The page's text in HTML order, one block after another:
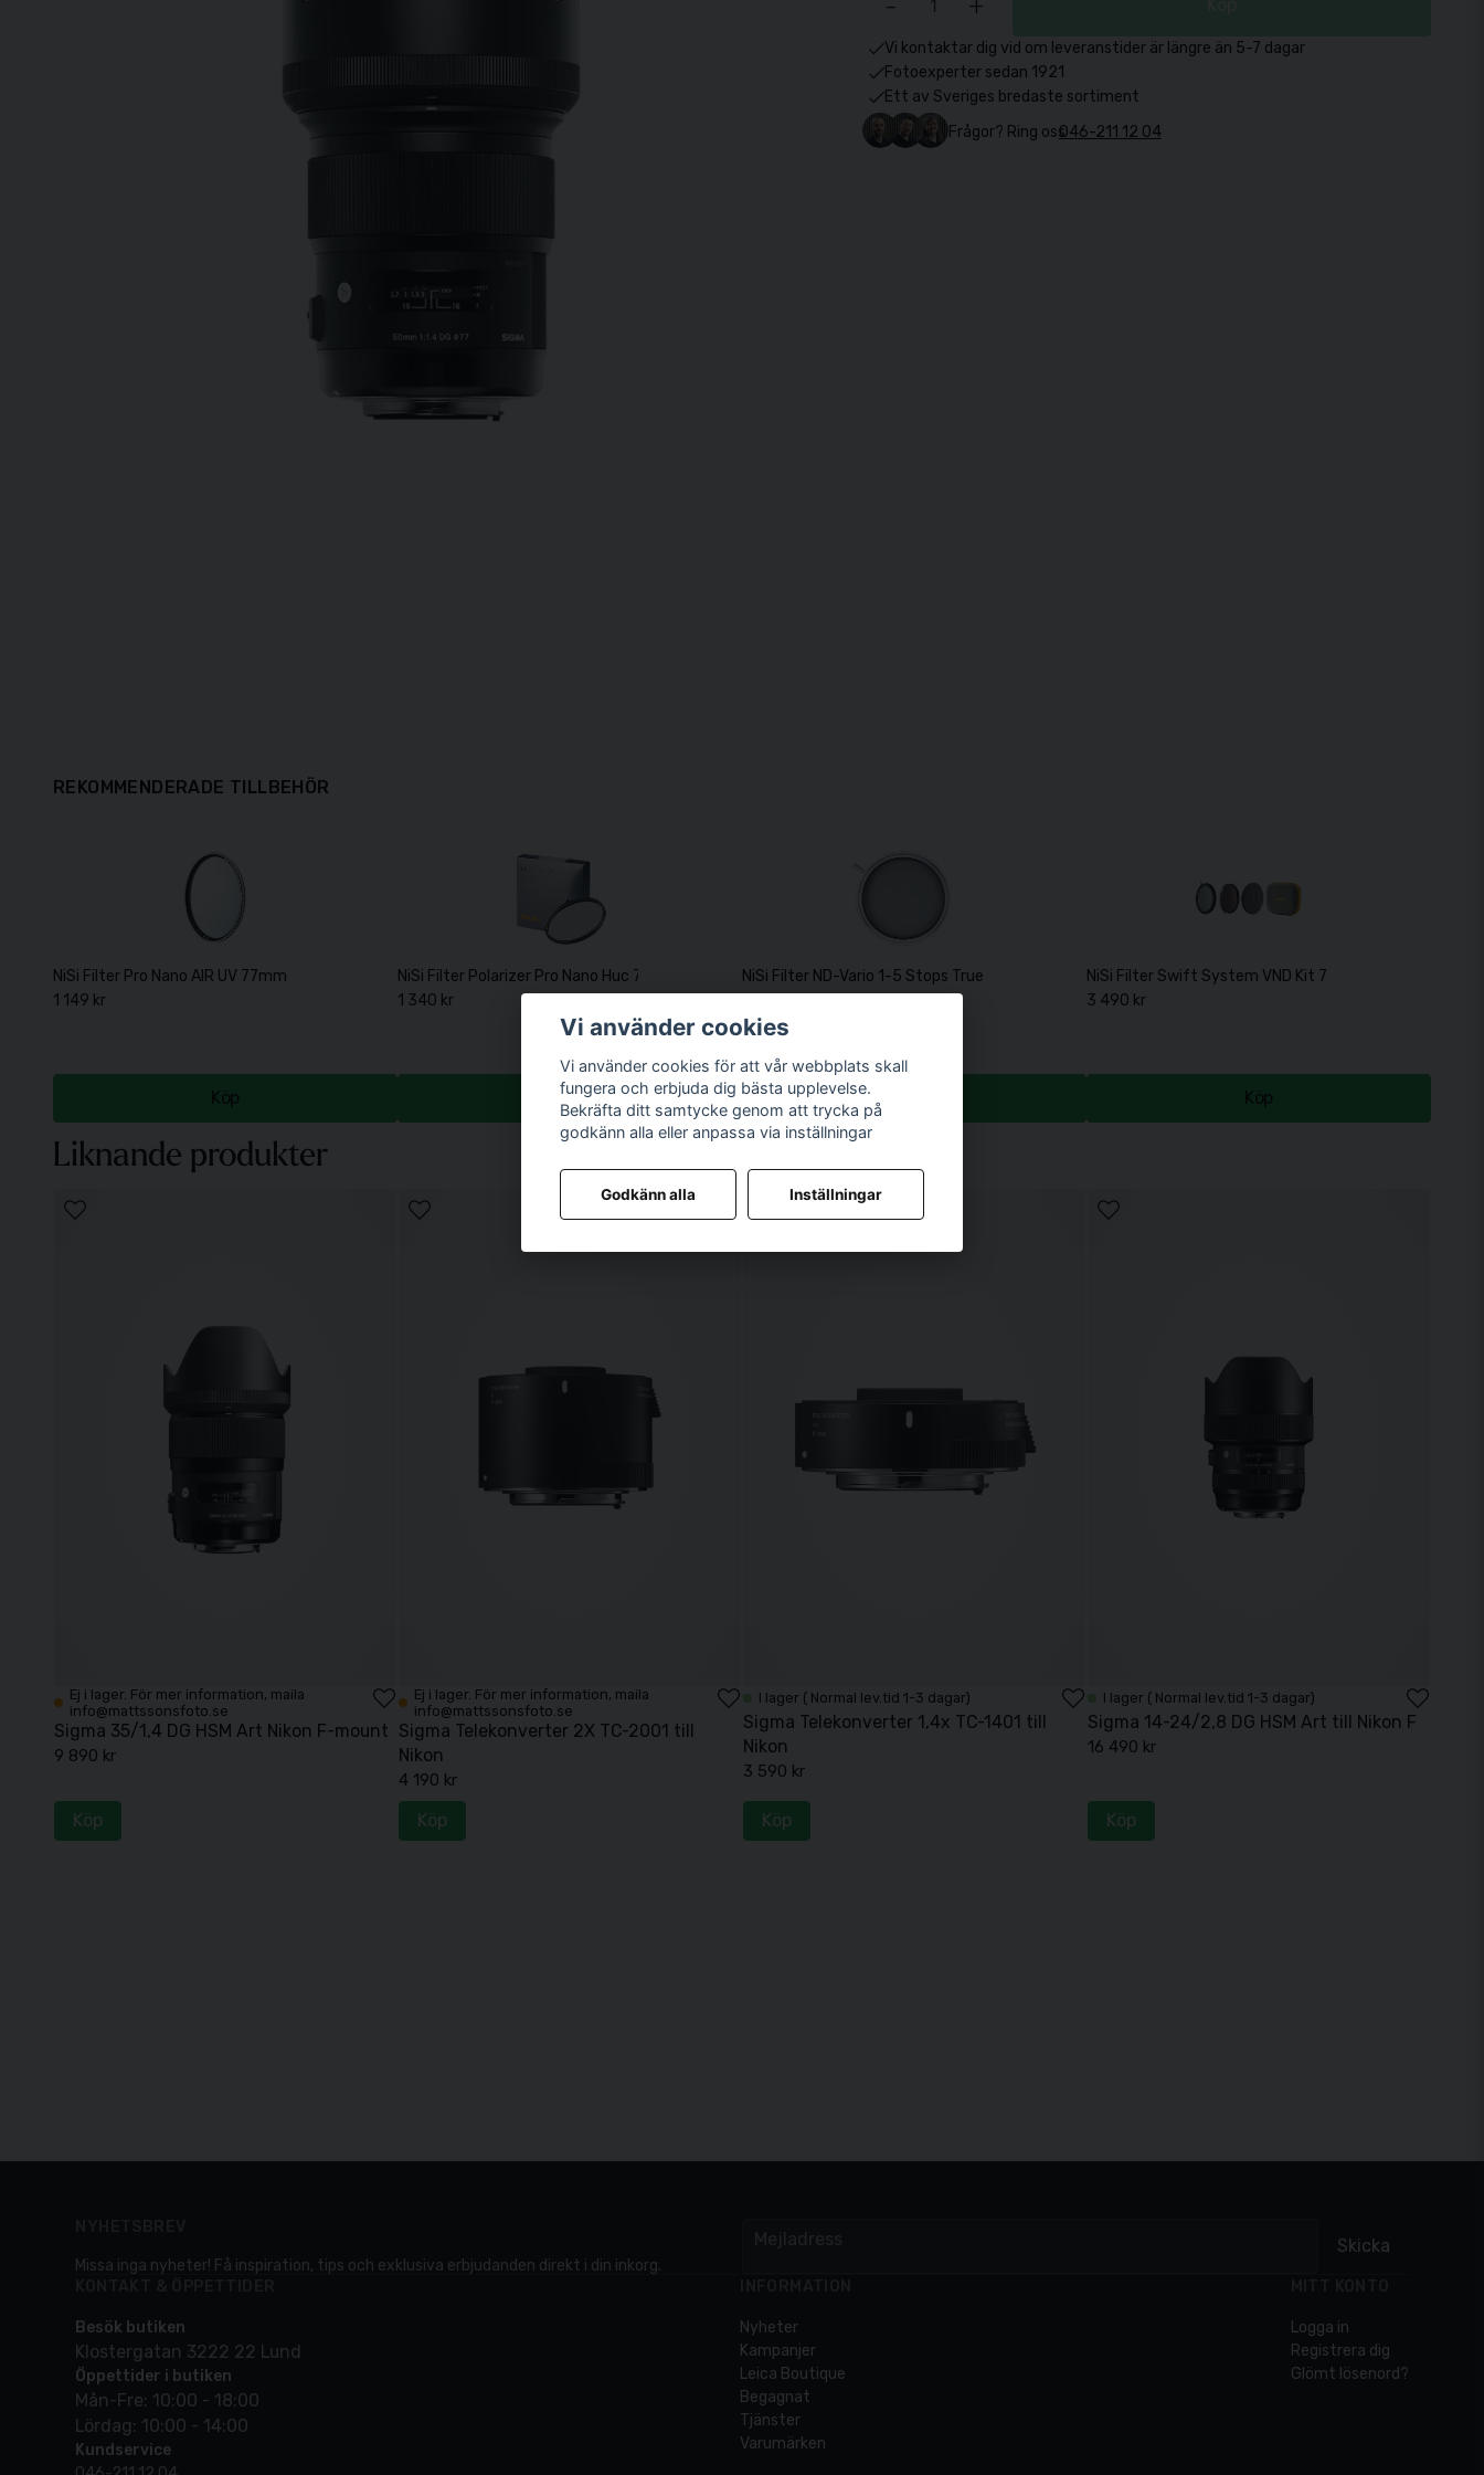
Vi kontaktar dig vid om leveranstider är längre än 5-7 dagar
Fotoexperter sedan 1921
Ett av Sveriges bredaste sortiment
Frågor? Ring oss046-211 12 04
Liknande produkter
Ej i lager. För mer information, maila
info@mattssonsfoto.se
Sigma 35/1,4 DG HSM Art Nikon F-mount
9 890 kr
Köp
Ej i lager. För mer information, maila
info@mattssonsfoto.se
Sigma Telekonverter 2X TC-2001 till
Nikon
4 190 kr
Köp
I lager ( Normal lev.tid 1-3 dagar)
Sigma Telekonverter 1,4x TC-1401 till
Nikon
3 590 kr
Köp
I lager ( Normal lev.tid 1-3 dagar)
Sigma 14-24/2,8 DG HSM Art till Nikon F
16 490 kr
Köp
REKOMMENDERADE TILLBEHÖR
NiSi Filter Pro Nano AIR UV 77mm
1 149 kr
Köp
NiSi Filter Polarizer Pro Nano Huc 77mm
1 340 kr
Köp
NiSi Filter ND-Vario 1-5 Stops True Color 77mm
NiSi Filter Swift System VND Kit 77mm
3 490 kr
Köp
Skicka
Missa inga nyheter! Få inspiration, tips och exklusiva erbjudanden direkt i din inkorg.
Besök butiken
Klostergatan 3222 22 Lund
Öppettider i butiken
Mån-Fre: 10:00 - 18:00
Lördag: 10:00 - 14:00
Kundservice
Nyheter
Kampanjer
Leica Boutique
Begagnat
Tjänster
Varumärken
Logga in
Registrera dig
Glömt lösenord?
Vi använder cookies
Vi använder cookies för att vår webbplats skall
fungera och erbjuda dig bästa upplevelse.
Bekräfta ditt samtycke genom att trycka på
godkänn alla eller anpassa via inställningar
Godkänn alla Inställningar